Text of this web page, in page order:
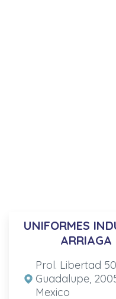
UNIFORMES
ARRIAGA
Prol. Libertad
Guadalupe,
Mexico